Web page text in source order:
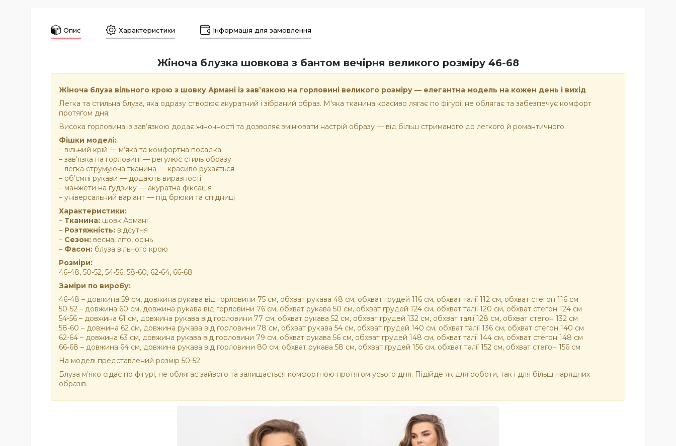
Опис Характеристики Інформація для замовлення
Жіноча блузка шовкова з бантом вечірня великого розміру 46-68
Жіноча блуза вільного крою з шовку Армані із зав’язкою на горловині великого розміру — елегантна модель на кожен день і вихід
Легка та стильна блуза, яка одразу створює акуратний і зібраний образ. М’яка тканина красиво лягає по фігурі, не облягає та забезпечує комфорт
протягом дня.
Висока горловина із зав’язкою додає жіночності та дозволяє змінювати настрій образу — від більш стриманого до легкого й романтичного.
Фішки моделі:
– вільний крій — м’яка та комфортна посадка
– зав’язка на горловині — регулює стиль образу
– легка струмуюча тканина — красиво рухається
– об’ємні рукави — додають виразності
– манжети на ґудзику — акуратна фіксація
– універсальний варіант — під брюки та спідниці
Характеристики:
– Тканина: шовк Армані
– Розтяжність: відсутня
– Сезон: весна, літо, осінь
– Фасон: блуза вільного крою
Розміри:
46-48, 50-52, 54-56, 58-60, 62-64, 66-68
Заміри по виробу:
46-48 – довжина 59 см, довжина рукава від горловини 75 см, обхват рукава 48 см, обхват грудей 116 см, обхват талії 112 см, обхват стегон 116 см
50-52 – довжина 60 см, довжина рукава від горловини 76 см, обхват рукава 50 см, обхват грудей 124 см, обхват талії 120 см, обхват стегон 124 см
54-56 – довжина 61 см, довжина рукава від горловини 77 см, обхват рукава 52 см, обхват грудей 132 см, обхват талії 128 см, обхват стегон 132 см
58-60 – довжина 62 см, довжина рукава від горловини 78 см, обхват рукава 54 см, обхват грудей 140 см, обхват талії 136 см, обхват стегон 140 см
62-64 – довжина 63 см, довжина рукава від горловини 79 см, обхват рукава 56 см, обхват грудей 148 см, обхват талії 144 см, обхват стегон 148 см
66-68 – довжина 64 см, довжина рукава від горловини 80 см, обхват рукава 58 см, обхват грудей 156 см, обхват талії 152 см, обхват стегон 156 см
На моделі представлений розмір 50-52.
Блуза м’яко сідає по фігурі, не облягає зайвого та залишається комфортною протягом усього дня. Підійде як для роботи, так і для більш нарядних
образів.